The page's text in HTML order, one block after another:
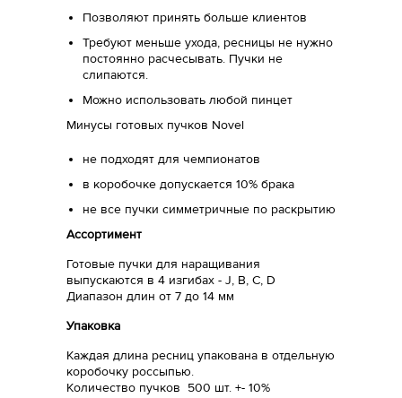
Позволяют принять больше клиентов
Требуют меньше ухода, ресницы не нужно
постоянно расчесывать. Пучки не
слипаются.
Можно использовать любой пинцет
Минусы готовых пучков Novel
не подходят для чемпионатов
в коробочке допускается 10% брака
не все пучки симметричные по раскрытию
Ассортимент
Готовые пучки для наращивания
выпускаются в 4 изгибах - J, B, C, D
Диапазон длин от 7 до 14 мм
Упаковка
Каждая длина ресниц упакована в отдельную
коробочку россыпью.
Количество пучков 500 шт. +- 10%